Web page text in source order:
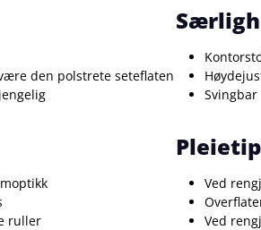
den polstrete seteflaten
Svingbar
ruller
Ved
Ved